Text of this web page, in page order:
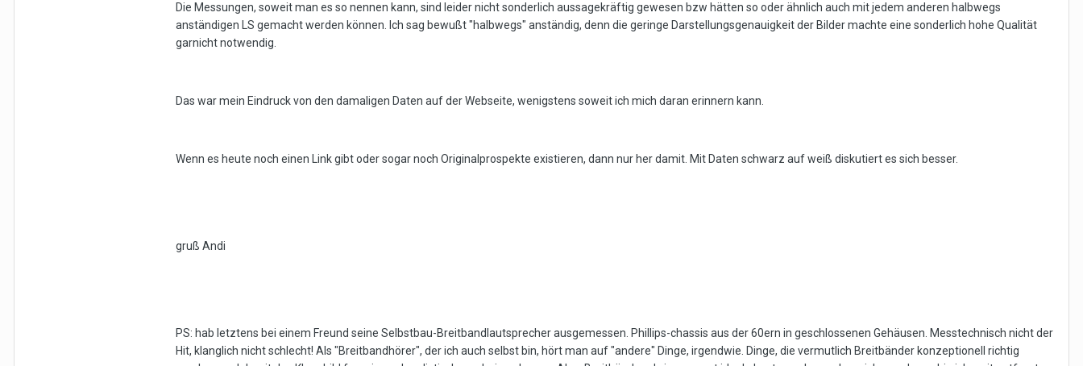
Die Messungen, soweit man es so nennen kann, sind leider nicht sonderlich aussagekräftig gewesen bzw hätten so oder ähnlich auch mit jedem anderen halbwegs
anständigen LS gemacht werden können. Ich sag bewußt "halbwegs" anständig, denn die geringe Darstellungsgenauigkeit der Bilder machte eine sonderlich hohe Qualität
garnicht notwendig.
Das war mein Eindruck von den damaligen Daten auf der Webseite, wenigstens soweit ich mich daran erinnern kann.
Wenn es heute noch einen Link gibt oder sogar noch Originalprospekte existieren, dann nur her damit. Mit Daten schwarz auf weiß diskutiert es sich besser.
gruß Andi
PS: hab letztens bei einem Freund seine Selbstbau-Breitbandlautsprecher ausgemessen. Phillips-chassis aus der 60ern in geschlossenen Gehäusen. Messtechnisch nicht der
Hit, klanglich nicht schlecht! Als "Breitbandhörer", der ich auch selbst bin, hört man auf "andere" Dinge, irgendwie. Dinge, die vermutlich Breitbänder konzeptionell richtig